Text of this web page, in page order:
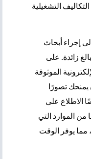
التشغيلية
إجراء أبحاث
زائدة. على
الموثوقة
تصورًا
الاطلاع على
من الموارد التي
مما يوفر الوقت